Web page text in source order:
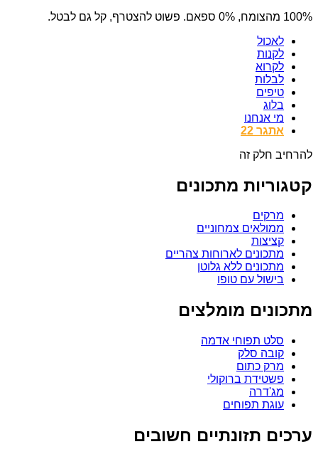
קל גם לבטל.
לאכול
לקנות
לקרוא
לבלות
טיפים
בלוג
מי אנחנו
אתגר 22
חלק זה
מתכונים
מרקים
ממולאים צמחוניים
קציצות
מתכונים לארוחות צהריים
מתכונים ללא גלוטן
בישול עם טופו
מומלצים
סלט תפוחי אדמה
קובה סלק
מרק כתום
פשטידת ברוקולי
מג'דרה
עוגת תפוחים
תזונתיים חשובים